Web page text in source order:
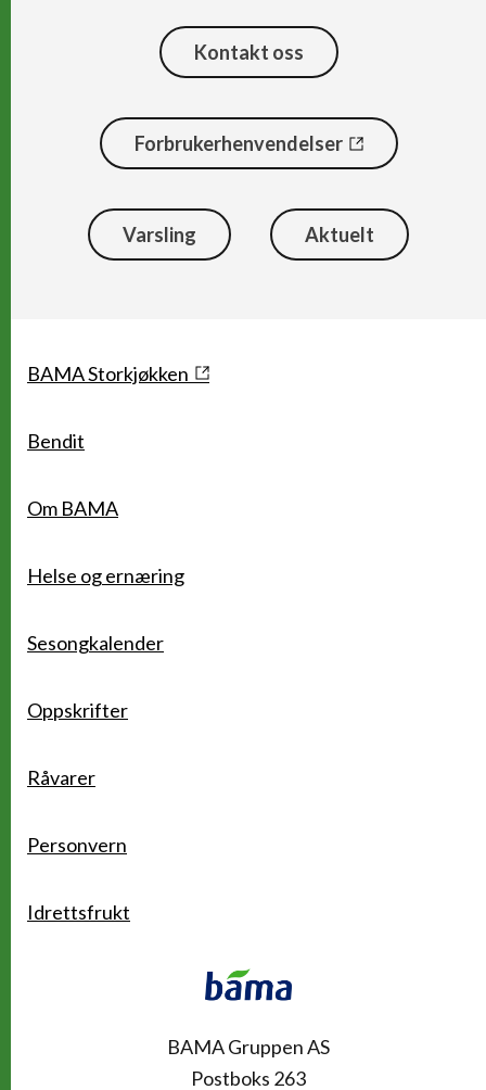
Kontakt oss
Forbrukerhenvendelser
Varsling Aktuelt
BAMA Gruppen AS
Postboks 263
Snarveier
BAMA Storkjøkken
Bendit
Om BAMA
Helse og ernæring
Sesongkalender
Oppskrifter
Råvarer
Personvern
Idrettsfrukt